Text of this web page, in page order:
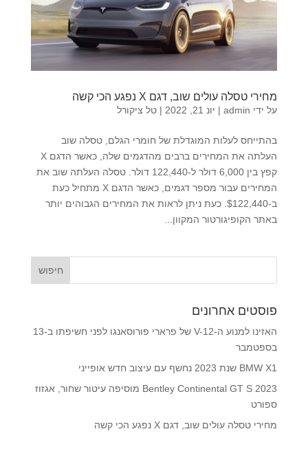
מחירי טסלה עולים שוב, דגם X נפגע הכי קשה
על ידי admin
| יונ 21, 2022 | טל ציקורל
בהתייחס לעלות המוגדלת של חומרי הגלם, טסלה שוב
העלתה את המחירים ברבים מהדגמים שלה, כאשר הדגם X
קפץ בין 6,000 דולר ל-122,440 דולר. טסלה העלתה שוב את
המחירים עבור מספר דגמים, כאשר הדגם X מתחיל כעת
ב-$122,440. כעת ניתן לראות את המחירים הגבוהים יותר
באתר הקופיגורטור המקוון...
פוסטים אחרונים
האזינו למנוע ה-V-12 של פרארי פורוסאנגו לפני חשיפתו ב-13
בספטמבר
BMW X1 שנת 2023 נחשף עם עיצוב חדש אופייני
2023 Bentley Continental GT S מוסיפה עיטור שחור, אגזוז
ספורט
מחירי טסלה עולים שוב, דגם X נפגע הכי קשה